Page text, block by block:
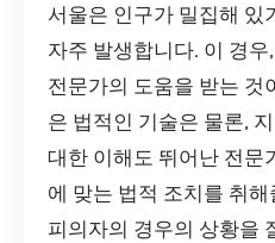
서울은 인구가 밀집해 있
자주 발생합니다. 이 경우,
전문가의 도움을 받는 것
은 법적인 기술은 물론,
대한 이해도 뛰어난 전문
에 맞는 법적 조치를 취
피의자의 경우의 상황을